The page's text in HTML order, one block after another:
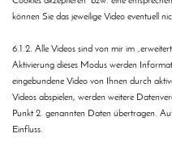
können Sie das jeweilige Video eventuell
6.1.2. Alle Videos sind von mir im
Aktivierung dieses Modus werden
eingebundene Video von Ihnen durch
Videos abspielen, werden weitere
Punkt 2. genannten Daten übertragen.
Einfluss.